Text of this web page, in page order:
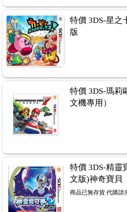
特價 3DS-星之
版
特價 3DS-瑪莉
文機專用）
特價 3DS-精靈
文版)神奇寶貝
商品已無存貨 代購請